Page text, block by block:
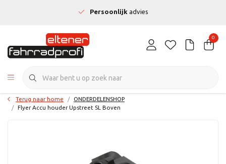
Persoonlijkadvies
0
Terug naar home
ONDERDELENSHOP
Flyer Accu houder Upstreet SL Boven